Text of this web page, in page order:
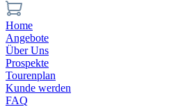
Home
Angebote
Über Uns
Prospekte
Tourenplan
Kunde werden
FAQ